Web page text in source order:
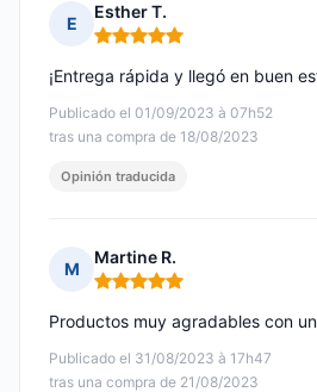
E
Esther T.
Nota: 5 de 5
Publicado el 01/09/2023 à 07h52
tras una compra de 18/08/2023
¡Entrega rápida y llegó en buen
Opinión traducida
M
Martine R.
Nota: 5 de 5
Publicado el 31/08/2023 à 17h47
tras una compra de 21/08/2023
Productos muy agradables con